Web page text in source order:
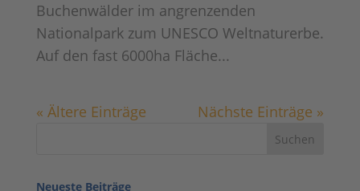
Buchenwälder im angrenzenden
Nationalpark zum UNESCO Weltnaturerbe.
Auf den fast 6000ha Fläche...
« Ältere Einträge Nächste Einträge »
Neueste Beiträge